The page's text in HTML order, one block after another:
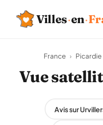
Villes·en·
France › Picardie
Vue
Avis sur